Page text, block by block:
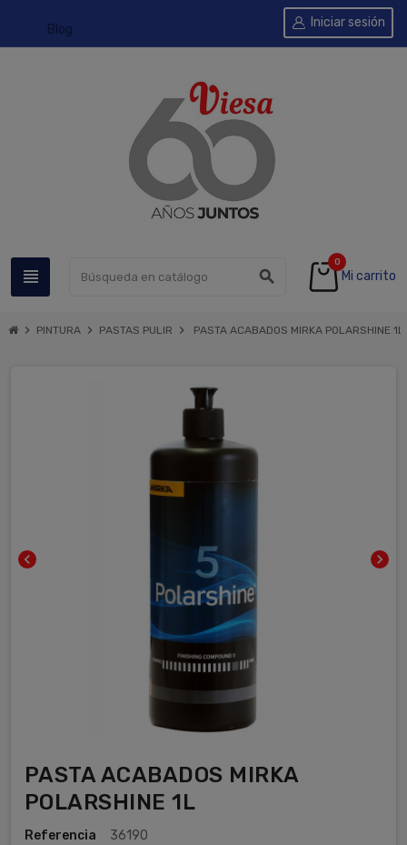
Blog
view_headline search
Iniciar sesión
0
Mi carrito
chevron_right PINTURA chevron_right PASTAS PULIR chevron_right PASTA ACABADOS MIRKA POLARSHINE 1L
chevron_left chevron_right
PASTA ACABADOS MIRKA
POLARSHINE 1L
Referencia 36190